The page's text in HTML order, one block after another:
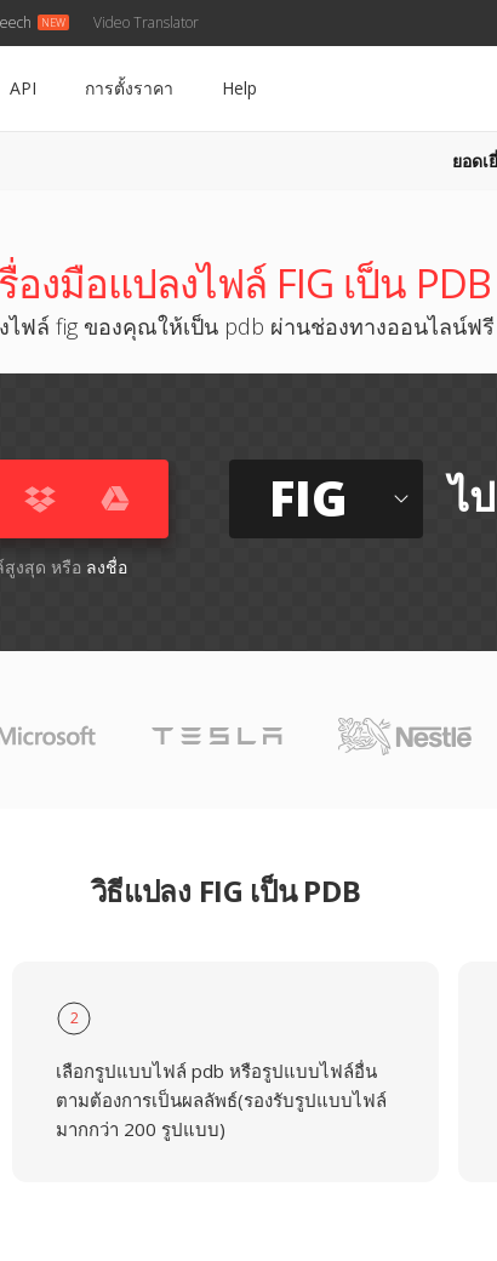
Video Translator
API การตั้งราคา Help
ยอดเ
องมือแปลงไฟล์ FIG เป็น PDB
ไฟล์ fig ของคุณให้เป็น pdb ผ่านช่องทางออนไลน์ฟรี
สูงสุด หรือ ลงชื่อ
FIG ไ
วิธีแปลง FIG เป็น PDB
2
เลือกรูปแบบไฟล์ pdb หรือรูปแบบไฟล์อื่น
ตามต้องการเป็นผลลัพธ์(รองรับรูปแบบไฟล์
มากกว่า 200 รูปแบบ)